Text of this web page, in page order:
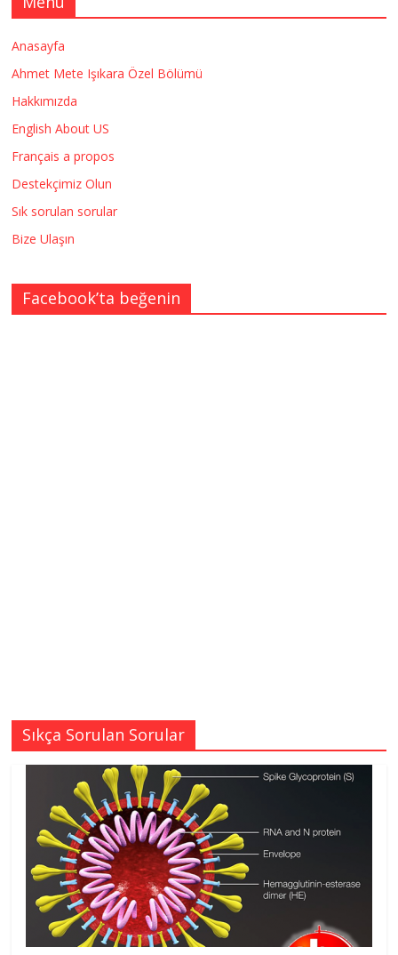
Anasayfa
Ahmet Mete Işıkara Özel Bölümü
Hakkımızda
English About US
Français a propos
Destekçimiz Olun
Sık sorulan sorular
Bize Ulaşın
Facebook’ta beğenin
Sıkça Sorulan Sorular